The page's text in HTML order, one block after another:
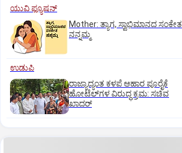
ಯುವಿ ಫ್ಯೂಷನ್
Mother: ತ್ಯಾಗ, ಸ್ವಾಭಿಮಾನದ ಸಂಕೇತ
ನನ್ನಮ್ಮ
ಉಡುಪಿ
ರಾಜ್ಯಾದ್ಯಂತ ಕಳಪೆ ಆಹಾರ ಪೂರೈಕೆ
ಹೋಟೆಲ್‌ಗಳ ವಿರುದ್ಧ ಕ್ರಮ: ಸಚಿವ
ಖಾದರ್